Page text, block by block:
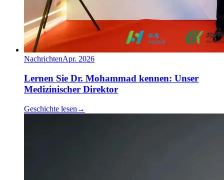
NachrichtenApr. 2026
Lernen Sie Dr. Mohammad kennen: Unser
Medizinischer Direktor
Geschichte lesen →